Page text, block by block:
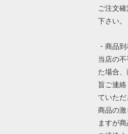
ご注文
下さい。
・商品
当店の
た場合
旨ご連
ていただ
商品の
ますが